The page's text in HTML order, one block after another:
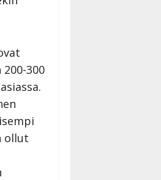
300
ollut